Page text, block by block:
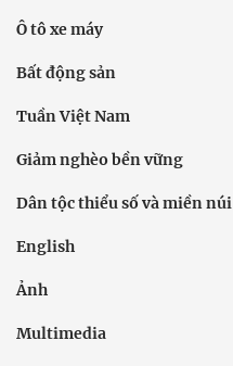
Ô tô xe máy
Bất động sản
Tuần Việt Nam
Giảm nghèo bền vững
Dân tộc thiểu số và miền núi
English
Ảnh
Multimedia